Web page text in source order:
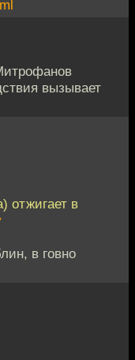
вызывает
отжигает в
в говно